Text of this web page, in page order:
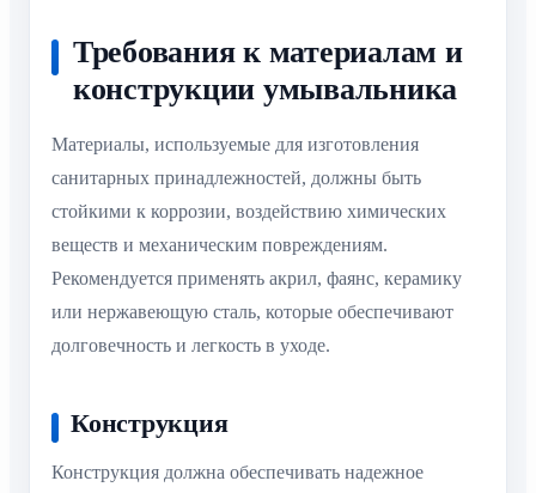
Требования к материалам и
конструкции умывальника
Материалы, используемые для изготовления
санитарных принадлежностей, должны быть
стойкими к коррозии, воздействию химических
веществ и механическим повреждениям.
Рекомендуется применять акрил, фаянс, керамику
или нержавеющую сталь, которые обеспечивают
долговечность и легкость в уходе.
Конструкция
Конструкция должна обеспечивать надежное